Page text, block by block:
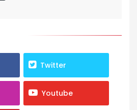
Twitter
Youtube